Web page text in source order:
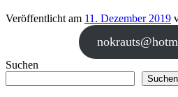
Veröffentlicht am 11. Dezember 2019
Suchen
Suchen